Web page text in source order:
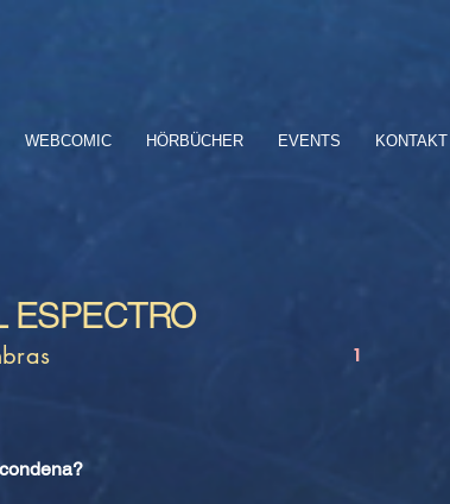
WEBCOMIC HÖRBÜCHER EVENTS KONTAKT
ESPECTRO
1